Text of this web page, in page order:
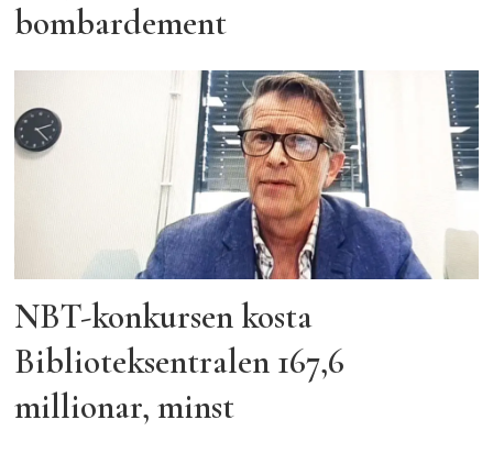
bombardement
NBT-konkursen kosta
Biblioteksentralen 167,6
millionar, minst